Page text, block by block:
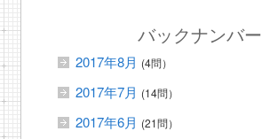
バックナンバー
2017年8月 (4問）
2017年7月 (14問）
2017年6月 (21問）